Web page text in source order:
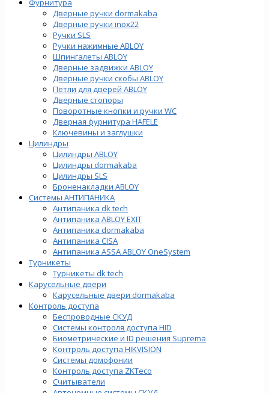
Дверные ручки dormakaba
Дверные ручки inox22
Ручки SLS
Ручки нажимные ABLOY
Шпингалеты ABLOY
Дверные задвижки ABLOY
Дверные ручки скобы ABLOY
Петли для дверей ABLOY
Дверные стопоры
Поворотные кнопки и ручки WC
Дверная фурнитура HAFELE
Ключевины и заглушки
Цилиндры
Цилиндры ABLOY
Цилиндры dormakaba
Цилиндры SLS
Броненакладки ABLOY
Системы АНТИПАНИКА
Антипаника dk tech
Антипаника ABLOY EXIT
Антипаника dormakaba
Антипаника СISA
Антипаника ASSA ABLOY OneSystem
Турникеты
Турникеты dk tech
Карусельные двери
Карусельные двери dormakaba
Контроль доступа
Беспроводные СКУД
Системы контроля доступа HID
Биометрические и ID решения Suprema
Контроль доступа HIKVISION
Системы домофонии
Контроль доступа ZKTeco
Считыватели